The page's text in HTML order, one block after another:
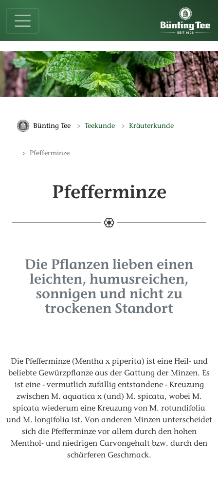
Springe zur Hauptnavigation
Springe zum Hauptinhalt
Springe zum Fußbereich
Bünting Tee Teekunde Kräuterkunde
Pfefferminze
Pfefferminze
Die Pflanzen lieben einen
leichten, humusreichen,
sonnigen und nicht zu
trockenen Standort
Die Pfefferminze (Mentha x piperita) ist eine Heil- und
beliebte Gewürzpflanze aus der Gattung der Minzen. Es
ist eine - vermutlich zufällig entstandene - Kreuzung
zwischen M. aquatica x (und) M. spicata, wobei M.
spicata wiederum eine Kreuzung von M. rotundifolia
und M. longifolia ist. Von anderen Minzen unterscheidet
sich die Pfefferminze vor allem durch den hohen
Menthol- und niedrigen Carvongehalt bzw. durch den
schärferen Geschmack.